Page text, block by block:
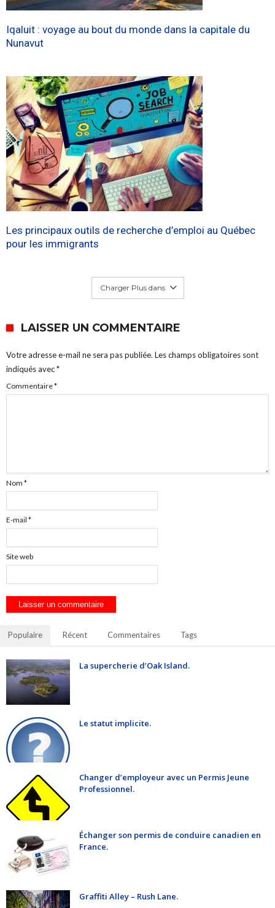
Iqaluit : voyage au bout du monde dans la capitale du
Nunavut
Les principaux outils de recherche d’emploi au Québec
pour les immigrants
Charger Plus dans
LAISSER UN COMMENTAIRE
Votre adresse e-mail ne sera pas publiée. Les champs obligatoires sont
indiqués avec*
Commentaire*
Nom *
E-mail *
Site web
Populaire Récent Commentaires Tags
La supercherie d’Oak Island.
Le statut implicite.
Changer d’employeur avec un Permis Jeune
Professionnel.
Échanger son permis de conduire canadien en
France.
Graffiti Alley – Rush Lane.